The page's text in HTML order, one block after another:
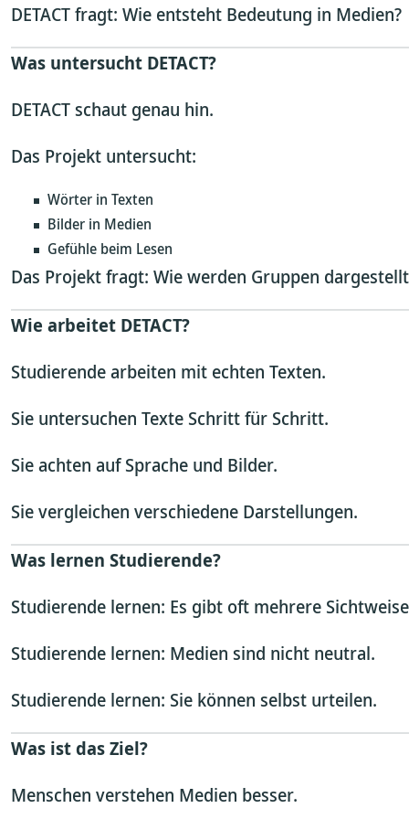
DETACT fragt: Wie entsteht Bedeutung in Medien?
Was untersucht DETACT?
DETACT schaut genau hin.
Das Projekt untersucht:
Wörter in Texten
Bilder in Medien
Gefühle beim Lesen
Das Projekt fragt: Wie werden Gruppen
Wie arbeitet DETACT?
Studierende arbeiten mit echten Texten.
Sie untersuchen Texte Schritt für Schritt.
Sie achten auf Sprache und Bilder.
Sie vergleichen verschiedene Darstellungen.
Was lernen Studierende?
Studierende lernen: Es gibt oft mehrere
Studierende lernen: Medien sind nicht neutral.
Studierende lernen: Sie können selbst urteilen.
Was ist das Ziel?
Menschen verstehen Medien besser.